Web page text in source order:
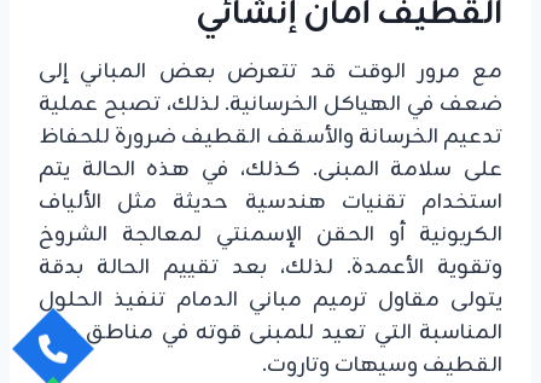
القطيف أمان إنشائي
مع مرور الوقت قد تتعرض بعض المباني إلى
ضعف في الهياكل الخرسانية. لذلك، تصبح عملية
تدعيم الخرسانة والأسقف القطيف ضرورة للحفاظ
على سلامة المبنى. كذلك، في هذه الحالة يتم
استخدام تقنيات هندسية حديثة مثل الألياف
الكربونية أو الحقن الإسمنتي لمعالجة الشروخ
وتقوية الأعمدة. لذلك، بعد تقييم الحالة بدقة
يتولى مقاول ترميم مباني الدمام تنفيذ الحلول
المناسبة التي تعيد للمبنى قوته في مناطق مثل
القطيف وسيهات وتاروت.